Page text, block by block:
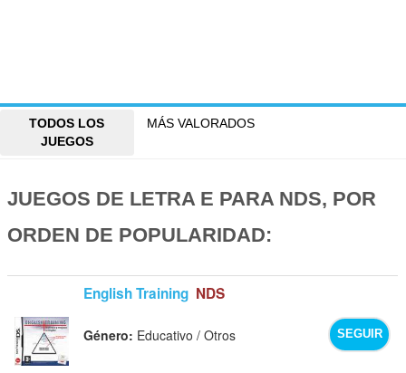
TODOS LOS
JUEGOS
MÁS VALORADOS
JUEGOS DE LETRA E PARA NDS, POR
ORDEN DE POPULARIDAD:
English Training NDS
SEGUIR
Género: Educativo / Otros